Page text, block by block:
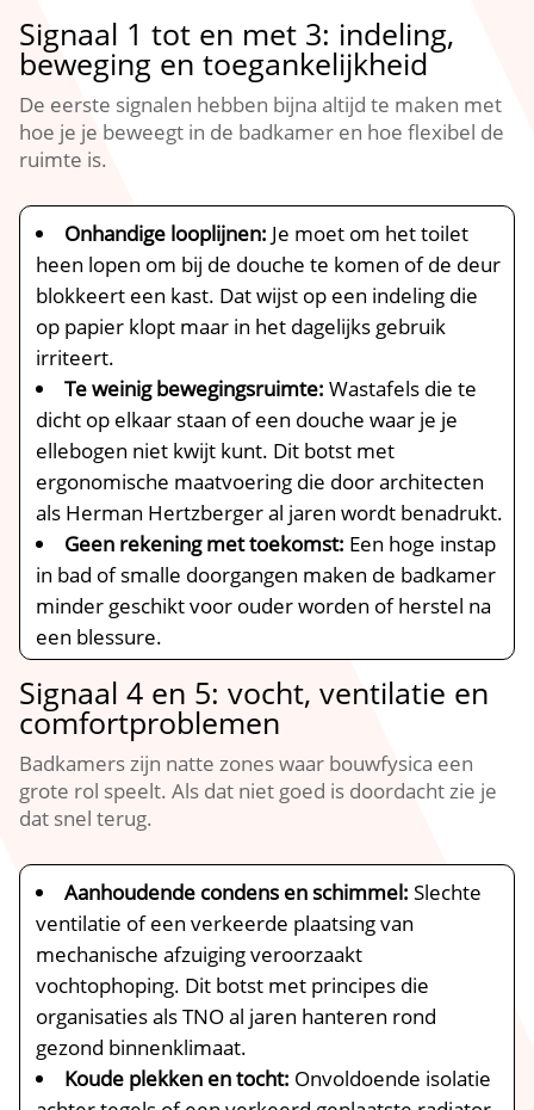
Signaal 1 tot en met 3: indeling,
beweging en toegankelijkheid
De eerste signalen hebben bijna altijd te maken met
hoe je je beweegt in de badkamer en hoe flexibel de
ruimte is.​
Onhandige looplijnen: Je moet om het toilet
heen lopen om bij de douche te komen of de deur
blokkeert een kast.​ Dat wijst op een indeling die
op papier klopt maar in het dagelijks gebruik
irriteert.​
Te weinig bewegingsruimte: Wastafels die te
dicht op elkaar staan of een douche waar je je
ellebogen niet kwijt kunt.​ Dit botst met
ergonomische maatvoering die door architecten
als Herman Hertzberger al jaren wordt benadrukt.​
Geen rekening met toekomst: Een hoge instap
in bad of smalle doorgangen maken de badkamer
minder geschikt voor ouder worden of herstel na
een blessure.​
Signaal 4 en 5: vocht, ventilatie en
comfortproblemen
Badkamers zijn natte zones waar bouwfysica een
grote rol speelt.​ Als dat niet goed is doordacht zie je
dat snel terug.​
Aanhoudende condens en schimmel: Slechte
ventilatie of een verkeerde plaatsing van
mechanische afzuiging veroorzaakt
vochtophoping.​ Dit botst met principes die
organisaties als TNO al jaren hanteren rond
gezond binnenklimaat.​
Koude plekken en tocht: Onvoldoende isolatie